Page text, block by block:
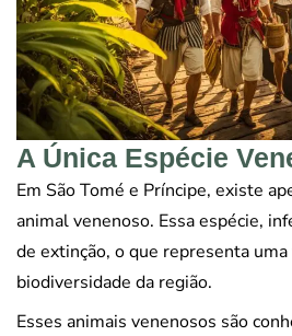
A Única Espécie
Em São Tomé e Príncipe, existe
animal venenoso. Essa espécie,
de extinção, o que representa
biodiversidade da região.
Esses animais venenosos são